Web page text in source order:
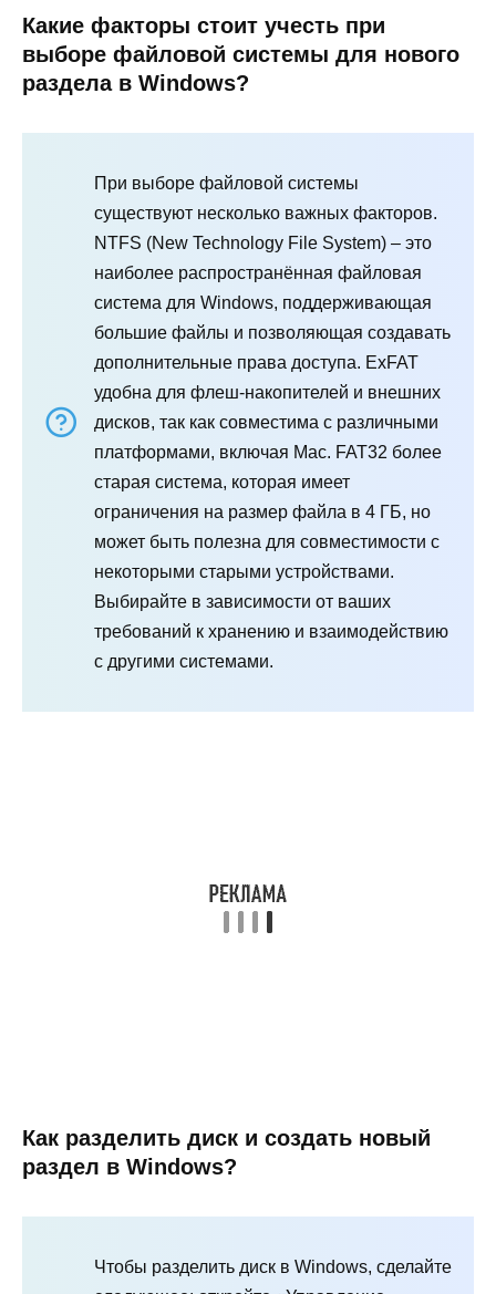
Какие факторы стоит учесть при
выборе файловой системы для нового
раздела в Windows?
При выборе файловой системы
существуют несколько важных факторов.
NTFS (New Technology File System) – это
наиболее распространённая файловая
система для Windows, поддерживающая
большие файлы и позволяющая создавать
дополнительные права доступа. ExFAT
удобна для флеш-накопителей и внешних
дисков, так как совместима с различными
платформами, включая Mac. FAT32 более
старая система, которая имеет
ограничения на размер файла в 4 ГБ, но
может быть полезна для совместимости с
некоторыми старыми устройствами.
Выбирайте в зависимости от ваших
требований к хранению и взаимодействию
с другими системами.
Как разделить диск и создать новый
раздел в Windows?
Чтобы разделить диск в Windows, сделайте